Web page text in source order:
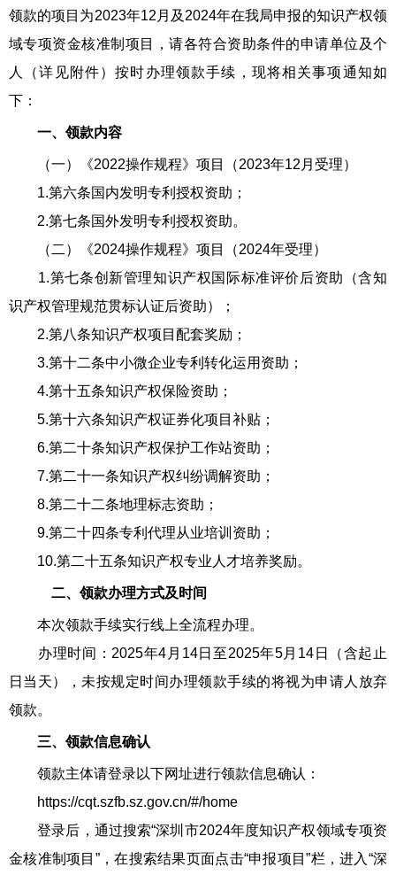
领款的项目为2023年12月及2024年在我局申报的知识产权领
域专项资金核准制项目，请各符合资助条件的申请单位及个
人（详见附件）按时办理领款手续，现将相关事项通知如
下：
一、领款内容
（一）《2022操作规程》项目（2023年12月受理）
1.第六条国内发明专利授权资助；
2.第七条国外发明专利授权资助。
（二）《2024操作规程》项目（2024年受理）
1.第七条创新管理知识产权国际标准评价后资助（含知
识产权管理规范贯标认证后资助）；
2.第八条知识产权项目配套奖励；
3.第十二条中小微企业专利转化运用资助；
4.第十五条知识产权保险资助；
5.第十六条知识产权证券化项目补贴；
6.第二十条知识产权保护工作站资助；
7.第二十一条知识产权纠纷调解资助；
8.第二十二条地理标志资助；
9.第二十四条专利代理从业培训资助；
10.第二十五条知识产权专业人才培养奖励。
二、领款办理方式及时间
本次领款手续实行线上全流程办理。
办理时间：2025年4月14日至2025年5月14日（含起止
日当天），未按规定时间办理领款手续的将视为申请人放弃
领款。
三、领款信息确认
领款主体请登录以下网址进行领款信息确认：
https://cqt.szfb.sz.gov.cn/#/home
登录后，通过搜索“深圳市2024年度知识产权领域专项资
金核准制项目”，在搜索结果页面点击“申报项目”栏，进入“深